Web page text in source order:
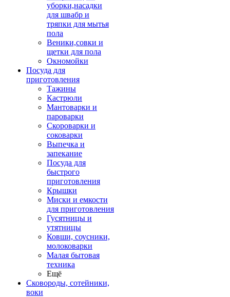
уборки,насадки
для швабр и
тряпки для мытья
пола
Веники,совки и
щетки для пола
Окномойки
Посуда для
приготовления
Тажины
Кастрюли
Мантоварки и
пароварки
Скороварки и
соковарки
Выпечка и
запекание
Посуда для
быстрого
приготовления
Крышки
Миски и емкости
для приготовления
Гусятницы и
утятницы
Ковши, соусники,
молоковарки
Малая бытовая
техника
Ещё
Сковороды, сотейники,
воки